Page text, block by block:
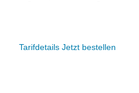
Tarifdetails Jetzt bestellen